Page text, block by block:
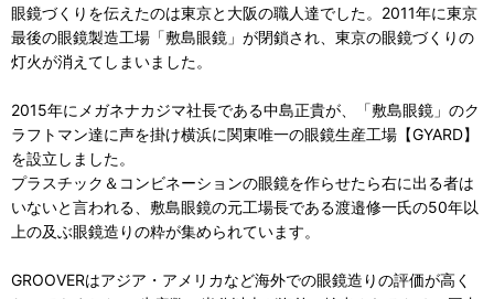
眼鏡づくりを伝えたのは東京と大阪の職人達でした。2011年に東京
最後の眼鏡製造工場「敷島眼鏡」が閉鎖され、東京の眼鏡づくりの
灯火が消えてしまいました。
2015年にメガネナカジマ社長である中島正貴が、「敷島眼鏡」のク
ラフトマン達に声を掛け横浜に関東唯一の眼鏡生産工場【GYARD】
を設立しました。
プラスチック＆コンビネーションの眼鏡を作らせたら右に出る者は
いないと言われる、敷島眼鏡の元工場長である渡邉修一氏の50年以
上の及ぶ眼鏡造りの粋が集められています。
GROOVERはアジア・アメリカなど海外での眼鏡造りの評価が高く